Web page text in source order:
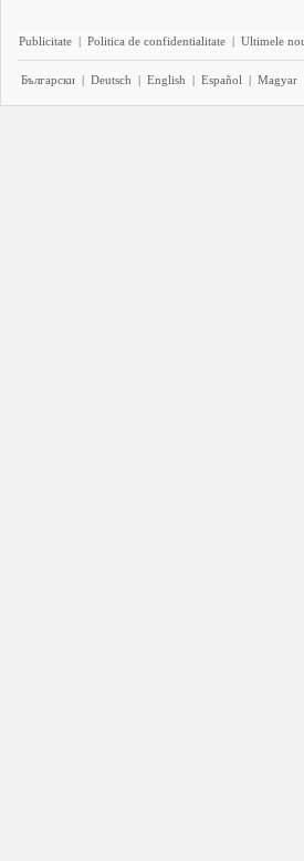
Publicitate | Politica de confidentialitate | Ultimele
Български | Deutsch | English | Español | Magyar